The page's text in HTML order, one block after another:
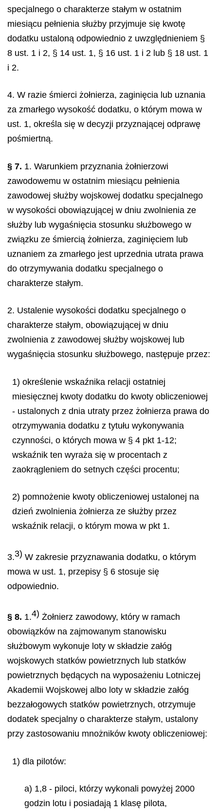
specjalnego o charakterze stałym w ostatnim
miesiącu pełnienia służby przyjmuje się kwotę
dodatku ustaloną odpowiednio z uwzględnieniem §
8 ust. 1 i 2, § 14 ust. 1, § 16 ust. 1 i 2 lub § 18 ust. 1
i 2.
4. W razie śmierci żołnierza, zaginięcia lub uznania
za zmarłego wysokość dodatku, o którym mowa w
ust. 1, określa się w decyzji przyznającej odprawę
pośmiertną.
§ 7. 1. Warunkiem przyznania żołnierzowi
zawodowemu w ostatnim miesiącu pełnienia
zawodowej służby wojskowej dodatku specjalnego
w wysokości obowiązującej w dniu zwolnienia ze
służby lub wygaśnięcia stosunku służbowego w
związku ze śmiercią żołnierza, zaginięciem lub
uznaniem za zmarłego jest uprzednia utrata prawa
do otrzymywania dodatku specjalnego o
charakterze stałym.
2. Ustalenie wysokości dodatku specjalnego o
charakterze stałym, obowiązującej w dniu
zwolnienia z zawodowej służby wojskowej lub
wygaśnięcia stosunku służbowego, następuje przez:
1) określenie wskaźnika relacji ostatniej
miesięcznej kwoty dodatku do kwoty obliczeniowej
- ustalonych z dnia utraty przez żołnierza prawa do
otrzymywania dodatku z tytułu wykonywania
czynności, o których mowa w § 4 pkt 1-12;
wskaźnik ten wyraża się w procentach z
zaokrągleniem do setnych części procentu;
2) pomnożenie kwoty obliczeniowej ustalonej na
dzień zwolnienia żołnierza ze służby przez
wskaźnik relacji, o którym mowa w pkt 1.
3.3) W zakresie przyznawania dodatku, o którym
mowa w ust. 1, przepisy § 6 stosuje się
odpowiednio.
§ 8. 1.4) Żołnierz zawodowy, który w ramach
obowiązków na zajmowanym stanowisku
służbowym wykonuje loty w składzie załóg
wojskowych statków powietrznych lub statków
powietrznych będących na wyposażeniu Lotniczej
Akademii Wojskowej albo loty w składzie załóg
bezzałogowych statków powietrznych, otrzymuje
dodatek specjalny o charakterze stałym, ustalony
przy zastosowaniu mnożników kwoty obliczeniowej:
1) dla pilotów:
a) 1,8 - piloci, którzy wykonali powyżej 2000
godzin lotu i posiadają 1 klasę pilota,